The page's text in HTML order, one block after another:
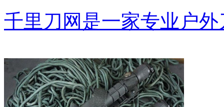
千里刀网是一家专业户